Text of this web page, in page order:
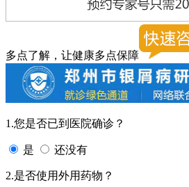
多点了解，让健康多点保障
1.您是否已到医院确诊？
是 还没有
2.是否使用外用药物？